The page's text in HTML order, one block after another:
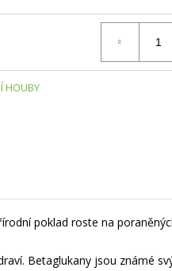
HOUBY
poklad roste na
Betaglukany jsou známé